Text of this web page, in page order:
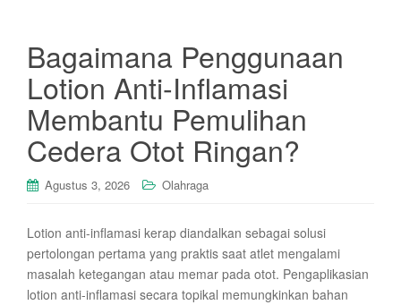
Bagaimana Penggunaan
Lotion Anti-Inflamasi
Membantu Pemulihan
Cedera Otot Ringan?
Agustus 3, 2026 Olahraga
Lotion anti-inflamasi kerap diandalkan sebagai solusi
pertolongan pertama yang praktis saat atlet mengalami
masalah ketegangan atau memar pada otot. Pengaplikasian
lotion anti-inflamasi secara topikal memungkinkan bahan